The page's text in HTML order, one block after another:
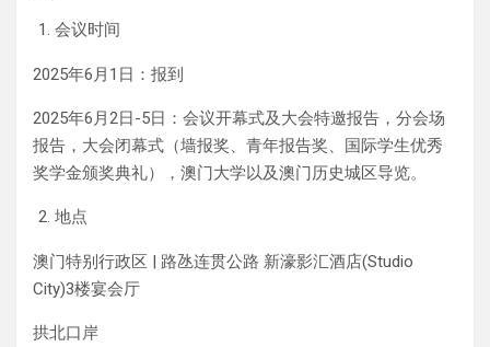
会议时间
2025年6月1日：报到
2025年6月2日-5日：会议开幕式及大会特邀报告，分会场
报告，大会闭幕式（墙报奖、青年报告奖、国际学生优秀
奖学金颁奖典礼），澳门大学以及澳门历史城区导览。
地点
澳门特别行政区 | 路氹连贯公路 新濠影汇酒店(Studio
City)3楼宴会厅
拱北口岸